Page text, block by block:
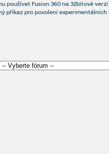
používat Fusion 360 na 32bitové
příkaz pro povolení experimentálních